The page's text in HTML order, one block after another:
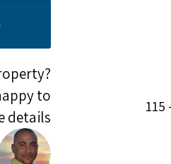
הדירות ממוקמות בשכונת פטיסיה ( Patisia ), נמכרות יחדיו במחיר של 170,00€, 93 מ"ר ו – 115
to
details!